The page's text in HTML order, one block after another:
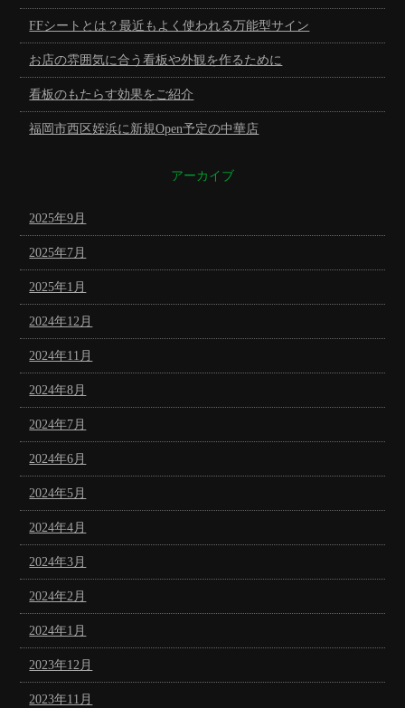
FFシートとは？最近もよく使われる万能型サイン
お店の雰囲気に合う看板や外観を作るために
看板のもたらす効果をご紹介
福岡市西区姪浜に新規Open予定の中華店
アーカイブ
2025年9月
2025年7月
2025年1月
2024年12月
2024年11月
2024年8月
2024年7月
2024年6月
2024年5月
2024年4月
2024年3月
2024年2月
2024年1月
2023年12月
2023年11月